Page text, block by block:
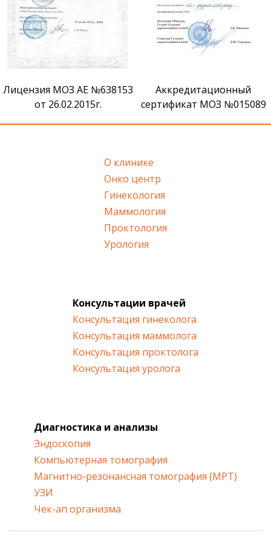
Лицензия МОЗ АЕ №638153
от 26.02.2015г.
Аккредитационный
сертификат МОЗ №015089
О клинике
Онко центр
Гинекология
Маммология
Проктология
Урология
Консультации врачей
Консультация гинеколога
Консультация маммолога
Консультация проктолога
Консультация уролога
Диагностика и анализы
Эндоскопия
Компьютерная томография
Магнитно-резонансная томография (МРТ)
УЗИ
Чек-ап организма